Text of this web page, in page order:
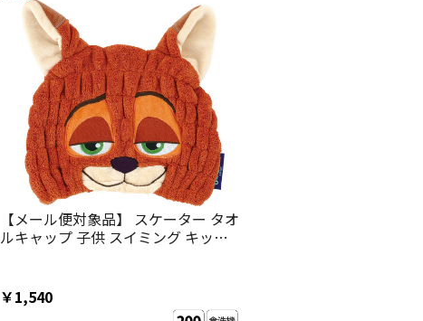
【メール便対象品】 スケーター タオ
ルキャップ 子供 スイミング キッズ
ィズニー Disney【吸水速乾 海 海水
浴 プール お風呂上がり かわいい お
￥1,540